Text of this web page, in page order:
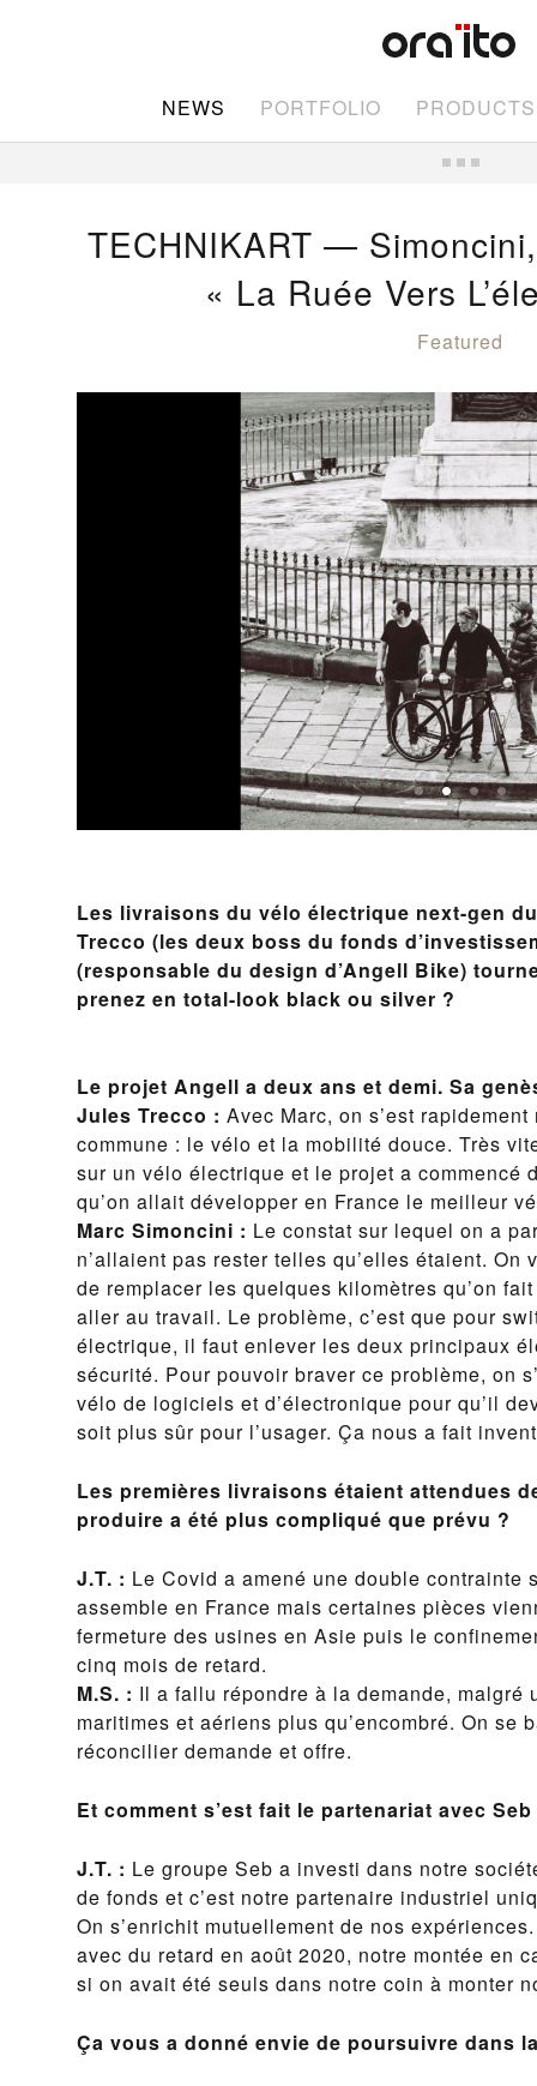
NEWS PORTFOLIO PRODUCTS
TECHNIKART —
« La Ruée Vers
Featured
Les livraisons du vélo électrique next-gen
Trecco (les deux boss du fonds
(responsable du design d’Angell Bike)
prenez en total-look black ou silver ?
Le projet Angell a deux ans et demi. Sa
Jules Trecco : Avec Marc, on s’est
commune : le vélo et la mobilité douce. Très
sur un vélo électrique et le projet a commencé
qu’on allait développer en France le meilleur
Marc Simoncini : Le constat sur lequel on a
n’allaient pas rester telles qu’elles étaient.
de remplacer les quelques kilomètres qu’on
aller au travail. Le problème, c’est que pour
électrique, il faut enlever les deux principaux
sécurité. Pour pouvoir braver ce problème, on
vélo de logiciels et d’électronique pour qu’il
soit plus sûr pour l’usager. Ça nous a fait
Les premières livraisons étaient attendues
produire a été plus compliqué que prévu ?
J.T. : Le Covid a amené une double contrainte
assemble en France mais certaines pièces
fermeture des usines en Asie puis le
cinq mois de retard.
M.S. : Il a fallu répondre à la demande, malgré
maritimes et aériens plus qu’encombré. On se
réconcilier demande et offre.
Et comment s’est fait le partenariat avec
J.T. : Le groupe Seb a investi dans notre
de fonds et c’est notre partenaire industriel
On s’enrichit mutuellement de nos
avec du retard en août 2020, notre montée en
si on avait été seuls dans notre coin à monter
Ça vous a donné envie de poursuivre dans